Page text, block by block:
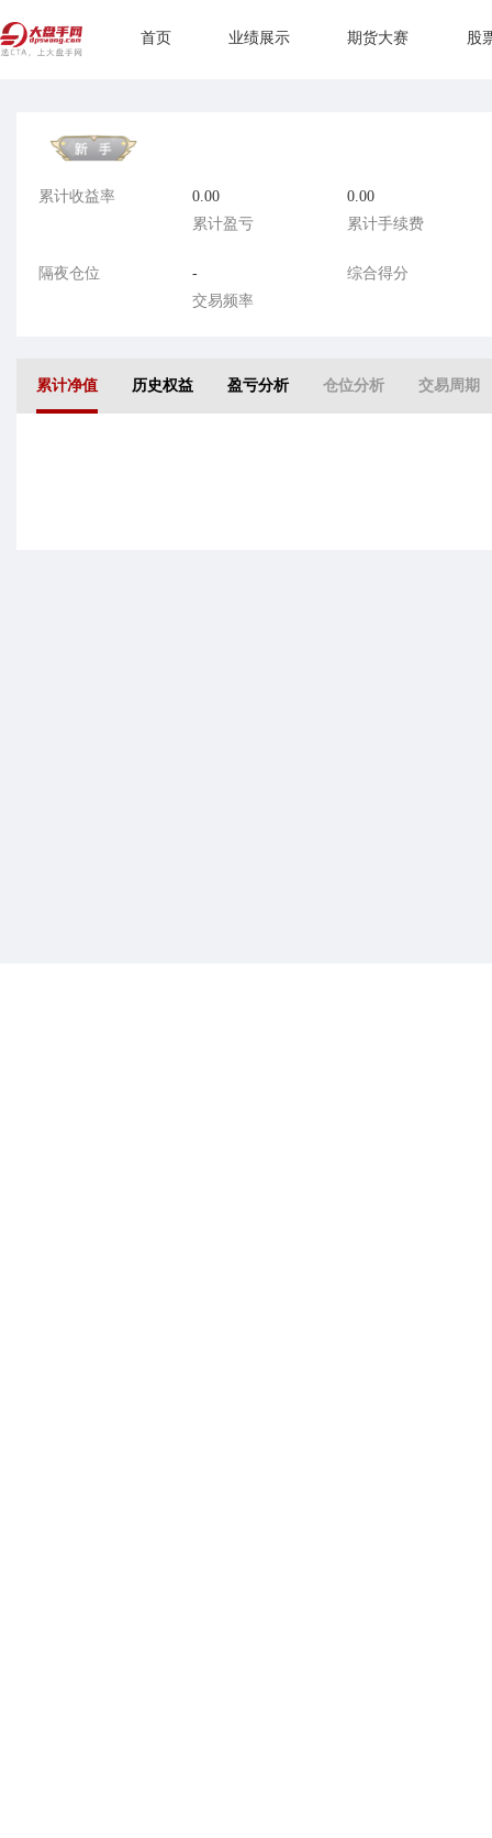
首页 业绩展示 期货大赛 股
累计收益率
0.00
累计盈亏
0.00
累计手续费
隔夜仓位
-
交易频率
综合得分
累计净值 历史权益 盈亏分析 仓位分析 交易周期